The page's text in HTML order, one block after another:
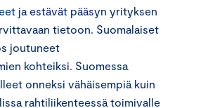
ja estävät pääsyn yrityksen
tietoon. Suomalaiset
joutuneet
kohteiksi. Suomessa
onneksi vähäisempiä kuin
rahtiliikenteessä toimivalle